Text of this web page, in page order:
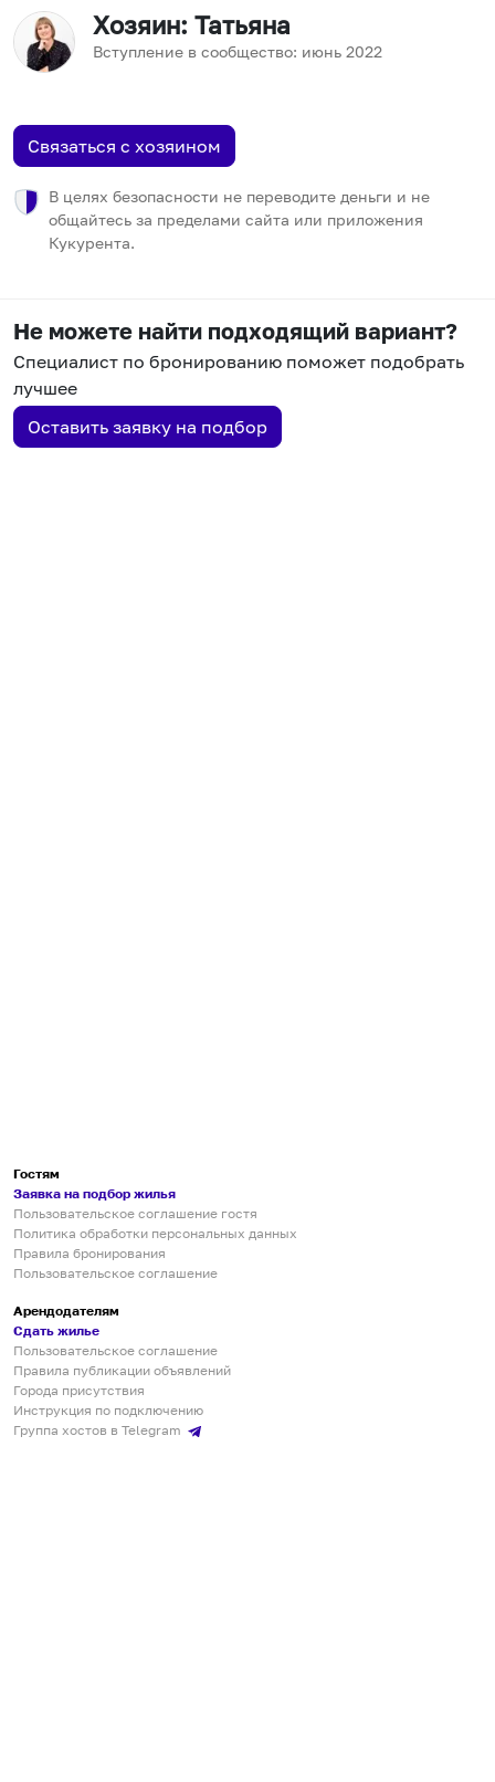
Хозяин: Татьяна
Вступление в сообщество: июнь 2022
Связаться с хозяином
В целях безопасности не переводите деньги и не
общайтесь за пределами сайта или приложения
Кукурента.
Не можете найти подходящий вариант?
Специалист по бронированию поможет подобрать
лучшее
Оставить заявку на подбор
Гостям
Заявка на подбор жилья
Пользовательское соглашение гостя
Политика обработки персональных данных
Правила бронирования
Пользовательское соглашение
Арендодателям
Сдать жилье
Пользовательское соглашение
Правила публикации объявлений
Города присутствия
Инструкция по подключению
Группа хостов в Telegram